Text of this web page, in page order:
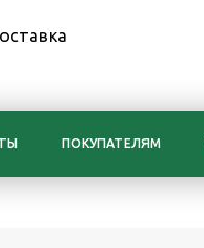
ПОКУПАТЕЛЯМ